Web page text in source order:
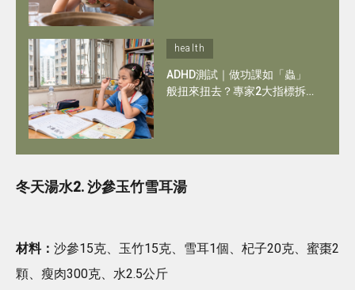
health
ADHD測試｜做功課如「蟲」
般扭來扭去？專家2大指標拆
冬天湯水2. 沙參玉竹雪耳湯
材料： 沙參15克、玉竹15克、雪耳1個、杞子20克、蜜棗2
顆、瘦肉300克、水2.5公斤